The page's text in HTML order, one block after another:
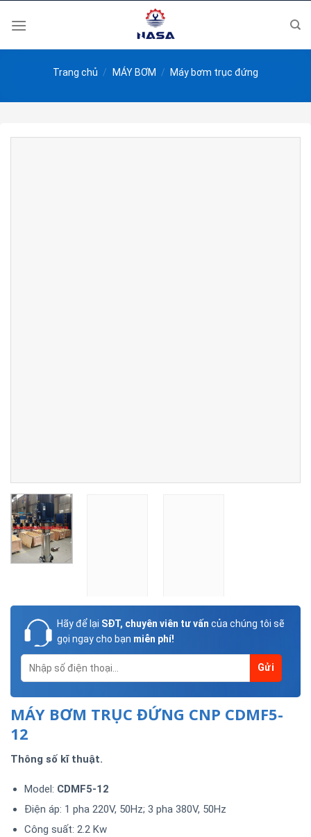
Trang chủ / MÁY BƠM / Máy bơm trục đứng
Hãy để lại SĐT, chuyên viên tư vấn của chúng tôi sẽ
gọi ngay cho bạn miễn phí!
MÁY BƠM TRỤC ĐỨNG CNP CDMF5-
12
Thông số kĩ thuật.
Model: CDMF5-12
Điện áp: 1 pha 220V, 50Hz; 3 pha 380V, 50Hz
Công suất: 2.2 Kw